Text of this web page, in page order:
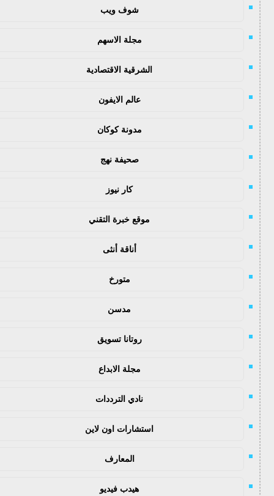
شوف ويب
مجلة الاسهم
الشرقية الاقتصادية
عالم الايفون
مدونة كوكان
صحيفة نهج
كار نيوز
موقع خبرة التقني
أناقة أنثى
متورخ
مدسن
روتانا تسويق
مجلة الابداع
نادي الترددات
استشارات اون لاين
المعارف
هيدب فيديو